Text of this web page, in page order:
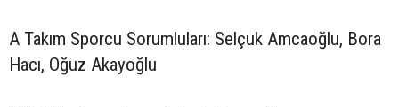
A Takım Sporcu Sorumluları: Selçuk Amcaoğlu, Bora
Hacı, Oğuz Akayoğlu